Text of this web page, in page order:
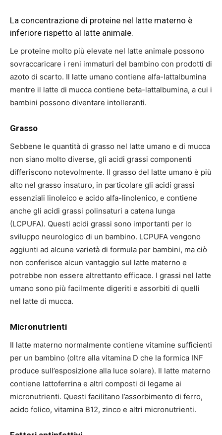
La concentrazione di proteine ​​nel latte materno è
inferiore rispetto al latte animale.
Le proteine ​​molto più elevate nel latte animale possono
sovraccaricare i reni immaturi del bambino con prodotti di
azoto di scarto. Il latte umano contiene alfa-lattalbumina
mentre il latte di mucca contiene beta-lattalbumina, a cui i
bambini possono diventare intolleranti.
Grasso
Sebbene le quantità di grasso nel latte umano e di mucca
non siano molto diverse, gli acidi grassi componenti
differiscono notevolmente. Il grasso del latte umano è più
alto nel grasso insaturo, in particolare gli acidi grassi
essenziali linoleico e acido alfa-linolenico, e contiene
anche gli acidi grassi polinsaturi a catena lunga
(LCPUFA). Questi acidi grassi sono importanti per lo
sviluppo neurologico di un bambino. LCPUFA vengono
aggiunti ad alcune varietà di formula per bambini, ma ciò
non conferisce alcun vantaggio sul latte materno e
potrebbe non essere altrettanto efficace. I grassi nel latte
umano sono più facilmente digeriti e assorbiti di quelli
nel latte di mucca.
Micronutrienti
Il latte materno normalmente contiene vitamine sufficienti
per un bambino (oltre alla vitamina D che la formica INF
produce sull’esposizione alla luce solare). Il latte materno
contiene lattoferrina e altri composti di legame ai
micronutrienti. Questi facilitano l’assorbimento di ferro,
acido folico, vitamina B12, zinco e altri micronutrienti.